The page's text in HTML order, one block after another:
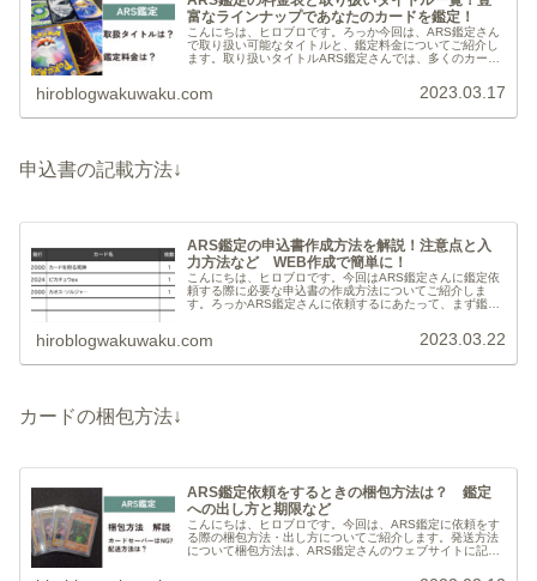
富なラインナップであなたのカードを鑑定！
こんにちは、ヒロブロです。ろっか今回は、ARS鑑定さん
で取り扱い可能なタイトルと、鑑定料金についてご紹介し
ます。取り扱いタイトルARS鑑定さんでは、多くのカード
hiroblogwakuwaku.com 2023.03.17
申込書の記載方法↓
ARS鑑定の申込書作成方法を解説！注意点と入
力方法など WEB作成で簡単に！
こんにちは、ヒロブロです。今回はARS鑑定さんに鑑定依
頼する際に必要な申込書の作成方法についてご紹介しま
す。ろっかARS鑑定さんに依頼するにあたって、まず鑑定
hiroblogwakuwaku.com 2023.03.22
カードの梱包方法↓
ARS鑑定依頼をするときの梱包方法は？ 鑑定
への出し方と期限など
こんにちは、ヒロブロです。今回は、ARS鑑定に依頼をす
る際の梱包方法・出し方についてご紹介します。発送方法
について梱包方法は、ARS鑑定さんのウェブサイトに記載